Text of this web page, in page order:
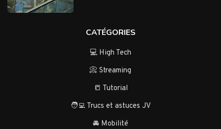
CATÉGORIES
💻 High Tech
📀 Streaming
📒 Tutorial
🧑‍💻 Trucs et astuces JV
🚘 Mobilité